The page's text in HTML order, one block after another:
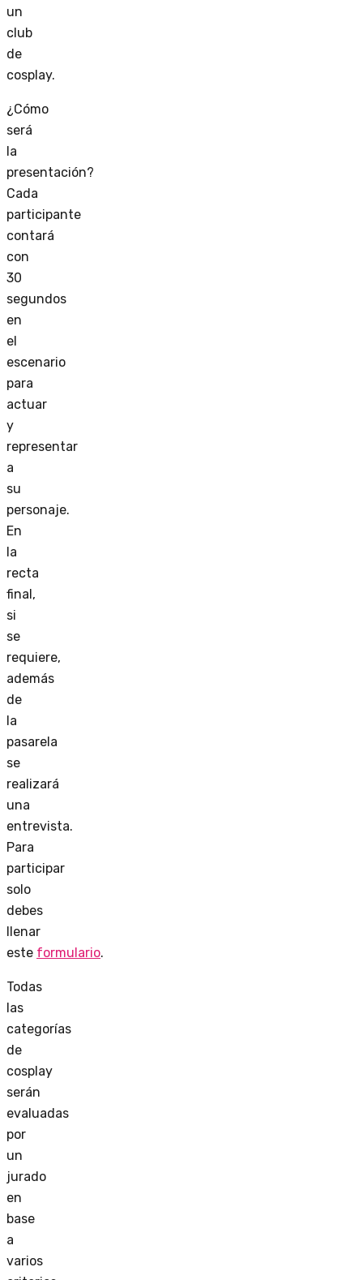
un
club
de
cosplay.
¿Cómo
será
la
presentación?
Cada
participante
contará
con
30
segundos
en
el
escenario
para
actuar
y
representar
a
su
personaje.
En
la
recta
final,
si
se
requiere,
además
de
la
pasarela
se
realizará
una
entrevista.
Para
participar
solo
debes
llenar
este formulario.
Todas
las
categorías
de
cosplay
serán
evaluadas
por
un
jurado
en
base
a
varios